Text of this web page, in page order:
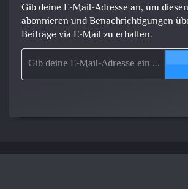
Gib deine E-Mail-Adresse an, um
abonnieren und Benachrichtigungen
Beiträge via E-Mail zu erhalten.
Gib deine E-Mail-Adresse ein ...